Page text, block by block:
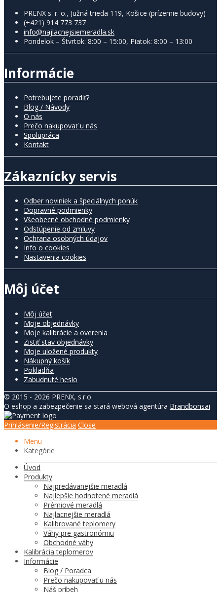
PRENX s. r. o., Južná trieda 119, Košice (prízemie budovy)
(+421) 914 773 737
info@najlacnejsiemeradla.sk
Pondelok – Štvrtok: 8:00 – 15:00, Piatok: 8:00 – 13:00
Informácie
Potrebujete poradiť?
Blog / Návody
O nás
Prečo nakupovať u nás
Spolupráca
Kontakt
Zákaznícky servis
Odber noviniek a špeciálnych ponúk
Dopravné podmienky
Všeobecné obchodné podmienky
Odstúpenie od zmluvy
Ochrana osobných údajov
Info o cookies
Nastavenia cookies
Môj účet
Môj účet
Moje objednávky
Moje kalibrácie a overenia
Zistiť stav objednávky
Moje uložené produkty
Nákupný košík
Pokladňa
Zabudnuté heslo
© 2015 - 2026 PRENX, s.r.o.
O eshop a zabezpečenie sa stará webová agentúra Brandbonsai
Prihlásenie/Registrácia Close
Menu
Kategórie
Úvod
Produkty
Najpredávanejšie meradlá
Najlepšie hodnotené meradlá
Prémiové meradlá
Najlacnejšie meradlá
Kalibrované teplomery
Váhy pre gastronómiu
Obchodné váhy
Kalibrácia teplomerov
Informácie
Blog / Poradca
Prečo nakupovať u nás
Náš príbeh